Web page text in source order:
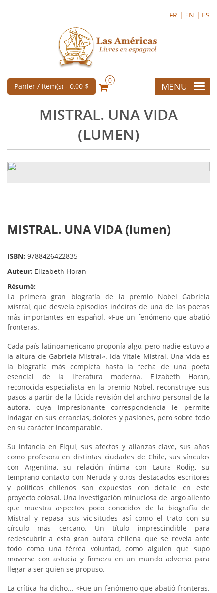
FR | EN | ES
Panier / item(s) - 0,00 $
0
MENU
MISTRAL. UNA VIDA
(LUMEN)
MISTRAL. UNA VIDA (lumen)
ISBN: 9788426422835
Auteur: Elizabeth Horan
Résumé:
La primera gran biografía de la premio Nobel Gabriela
Mistral, que desvela episodios inéditos de una de las poetas
más importantes en español. «Fue un fenómeno que abatió
fronteras.
Cada país latinoamericano proponía algo, pero nadie estuvo a
la altura de Gabriela Mistral». Ida Vitale Mistral. Una vida es
la biografía más completa hasta la fecha de una poeta
esencial de la literatura moderna. Elizabeth Horan,
reconocida especialista en la premio Nobel, reconstruye sus
pasos a partir de la lúcida revisión del archivo personal de la
autora, cuya impresionante correspondencia le permite
indagar en sus errancias, dolores y pasiones, pero sobre todo
en su carácter incomparable.
Su infancia en Elqui, sus afectos y alianzas clave, sus años
como profesora en distintas ciudades de Chile, sus vínculos
con Argentina, su relación íntima con Laura Rodig, su
temprano contacto con Neruda y otros destacados escritores
y políticos chilenos son expuestos con detalle en este
proyecto colosal. Una investigación minuciosa de largo aliento
que muestra aspectos poco conocidos de la biografía de
Mistral y repasa sus vicisitudes así como el trato con su
círculo más cercano. Un título imprescindible para
redescubrir a esta gran autora chilena que se revela ante
todo como una férrea voluntad, como alguien que supo
moverse con astucia y firmeza en un mundo adverso para
llegar a ser quien se propuso.
La crítica ha dicho... «Fue un fenómeno que abatió fronteras.